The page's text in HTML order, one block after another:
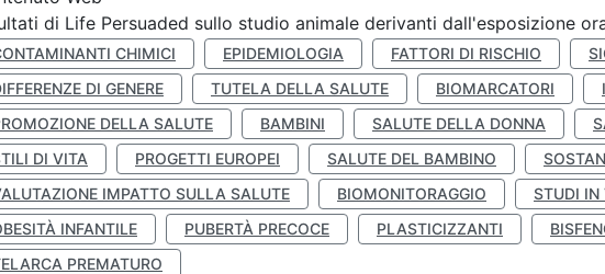
di Life Persuaded sullo studio animale derivanti dall'esposizione
CHIMICI EPIDEMIOLOGIA FATTORI DI RISCHIO
DI GENERE
TUTELA DELLA SALUTE BIOMARCATORI
DELLA SALUTE
BAMBINI SALUTE DELLA DONNA
DI VITA
PROGETTI EUROPEI SALUTE DEL BAMBINO
IMPATTO SULLA SALUTE
BIOMONITORAGGIO STUDI IN
INFANTILE
PUBERTÀ PRECOCE PLASTICIZZANTI
PREMATURO